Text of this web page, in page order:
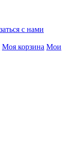
с нами
Моя корзина Мои